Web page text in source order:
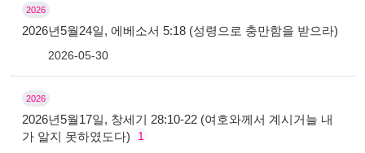
2026
2026년5월24일, 에베소서 5:18 (성령으로 충만함을 받으라)
2026-05-30
2026
2026년5월17일, 창세기 28:10-22 (여호와께서 계시거늘 내
가 알지 못하였도다)
1